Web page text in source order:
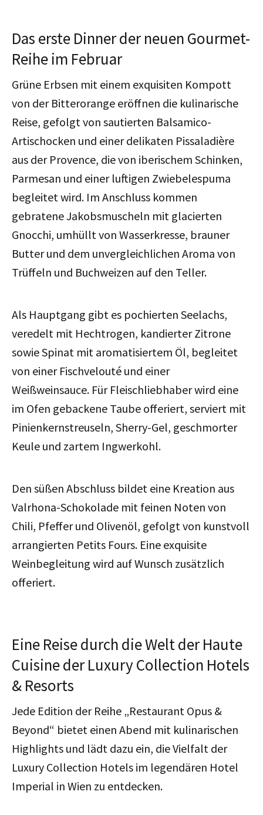
Das erste Dinner der neuen Gourmet-
Reihe im Februar
Grüne Erbsen mit einem exquisiten Kompott
von der Bitterorange eröffnen die kulinarische
Reise, gefolgt von sautierten Balsamico-
Artischocken und einer delikaten Pissaladière
aus der Provence, die von iberischem Schinken,
Parmesan und einer luftigen Zwiebelespuma
begleitet wird. Im Anschluss kommen
gebratene Jakobsmuscheln mit glacierten
Gnocchi, umhüllt von Wasserkresse, brauner
Butter und dem unvergleichlichen Aroma von
Trüffeln und Buchweizen auf den Teller.
Als Hauptgang gibt es pochierten Seelachs,
veredelt mit Hechtrogen, kandierter Zitrone
sowie Spinat mit aromatisiertem Öl, begleitet
von einer Fischvelouté und einer
Weißweinsauce. Für Fleischliebhaber wird eine
im Ofen gebackene Taube offeriert, serviert mit
Pinienkernstreuseln, Sherry-Gel, geschmorter
Keule und zartem Ingwerkohl.
Den süßen Abschluss bildet eine Kreation aus
Valrhona-Schokolade mit feinen Noten von
Chili, Pfeffer und Olivenöl, gefolgt von kunstvoll
arrangierten Petits Fours. Eine exquisite
Weinbegleitung wird auf Wunsch zusätzlich
offeriert.
Eine Reise durch die Welt der Haute
Cuisine der Luxury Collection Hotels
& Resorts
Jede Edition der Reihe „Restaurant Opus &
Beyond“ bietet einen Abend mit kulinarischen
Highlights und lädt dazu ein, die Vielfalt der
Luxury Collection Hotels im legendären Hotel
Imperial in Wien zu entdecken.